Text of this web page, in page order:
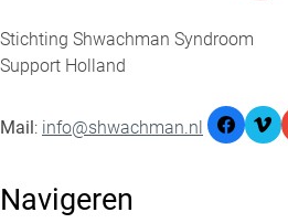
Stichting Shwachman Syndroom
Support Holland
Mail: info@shwachman.nl
Navigeren